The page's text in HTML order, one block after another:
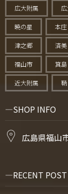
広大附属
暁の星 本庄
津之郷 済美
福山市 箕島
近大附属 鞆
SHOP INFO
広島県福山
RECENT POST